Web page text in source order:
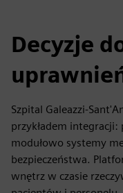
Decyzje
Szpital Galeazzi-
przykładem integracji:
modułowo systemy
bezpieczeństwa.
wnętrz w czasie